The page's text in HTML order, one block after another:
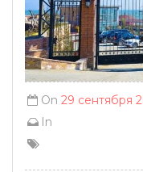
On 29 сентября
In